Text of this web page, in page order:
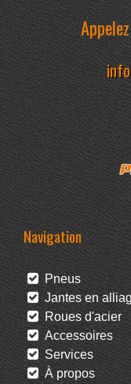
Navigation
Pneus
Jantes en
Roues d'acier
Accessoires
Services
À propos